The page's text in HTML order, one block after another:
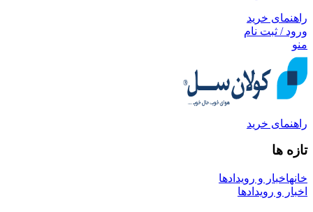
راهنمای خرید
ورود / ثبت نام
منو
راهنمای خرید
تازه ها
خانهاخبار و رویدادها
اخبار و رویدادها